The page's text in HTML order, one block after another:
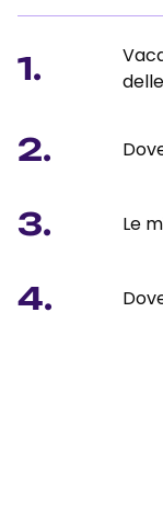
1.
2.
3. Le
4.